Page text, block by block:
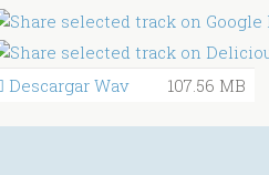
Descargar Wav 107.56 MB